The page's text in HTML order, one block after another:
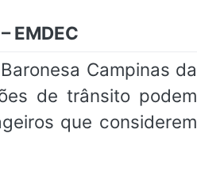
EMDEC
Campinas da
de trânsito podem
que considerem